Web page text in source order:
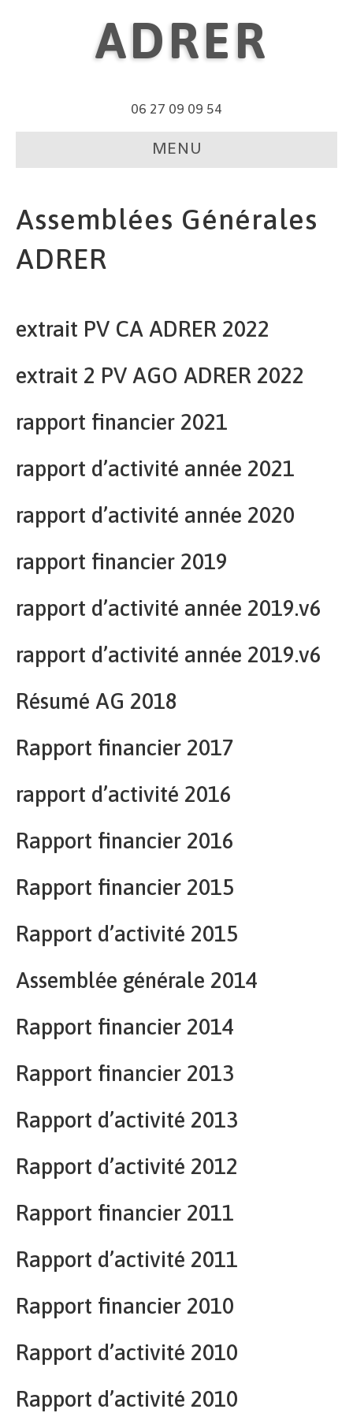
ADRER
06 27 09 09 54
MENU
Assemblées Générales
ADRER
extrait PV CA ADRER 2022
extrait 2 PV AGO ADRER 2022
rapport financier 2021
rapport d’activité année 2021
rapport d’activité année 2020
rapport financier 2019
rapport d’activité année 2019.v6
rapport d’activité année 2019.v6
Résumé AG 2018
Rapport financier 2017
rapport d’activité 2016
Rapport financier 2016
Rapport financier 2015
Rapport d’activité 2015
Assemblée générale 2014
Rapport financier 2014
Rapport financier 2013
Rapport d’activité 2013
Rapport d’activité 2012
Rapport financier 2011
Rapport d’activité 2011
Rapport financier 2010
Rapport d’activité 2010
Rapport d’activité 2010